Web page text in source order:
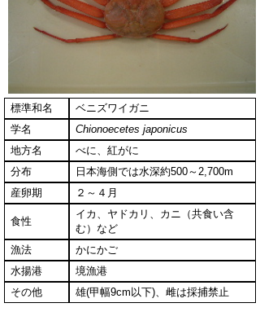
標準和名
ベニズワイガニ
学名
Chionoecetes japonicus
地方名
べに、紅がに
分布
日本海側では水深約500～2,700m
産卵期
２～４月
食性
イカ、ヤドカリ、カニ（共食い含
む）など
漁法
かにかご
水揚港
境漁港
その他
雄(甲幅9cm以下)、雌は採捕禁止